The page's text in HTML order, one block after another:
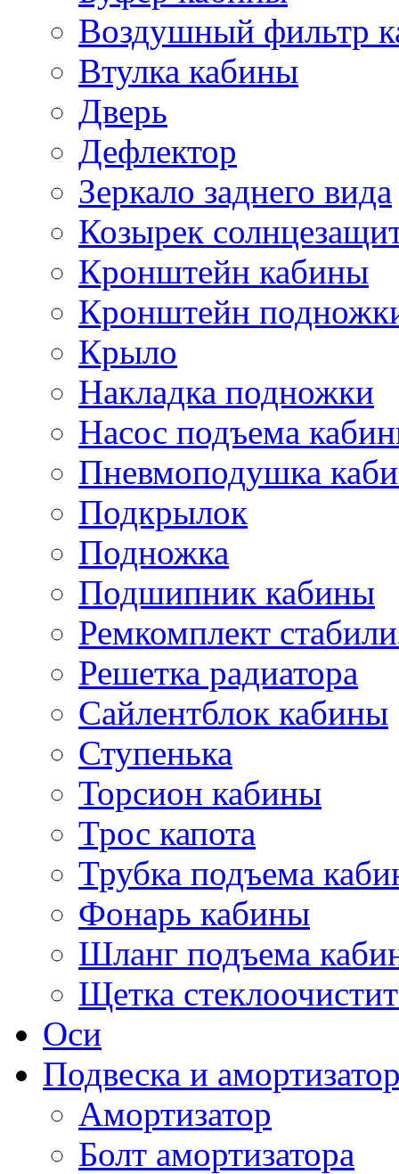
Воздушный фильтр
Втулка кабины
Дверь
Дефлектор
Зеркало заднего вида
Козырек
Кронштейн кабины
Кронштейн
Крыло
Накладка подножки
Насос подъема
Пневмоподушка
Подкрылок
Подножка
Подшипник кабины
Ремкомплект
Решетка радиатора
Сайлентблок кабины
Ступенька
Торсион кабины
Трос капота
Трубка подъема
Фонарь кабины
Шланг подъема
Щетка
Оси
Подвеска и
Амортизатор
Болт амортизатора